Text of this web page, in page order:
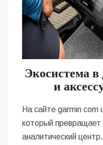
Экосистема в
и
На сайте garmin com
который
аналитический